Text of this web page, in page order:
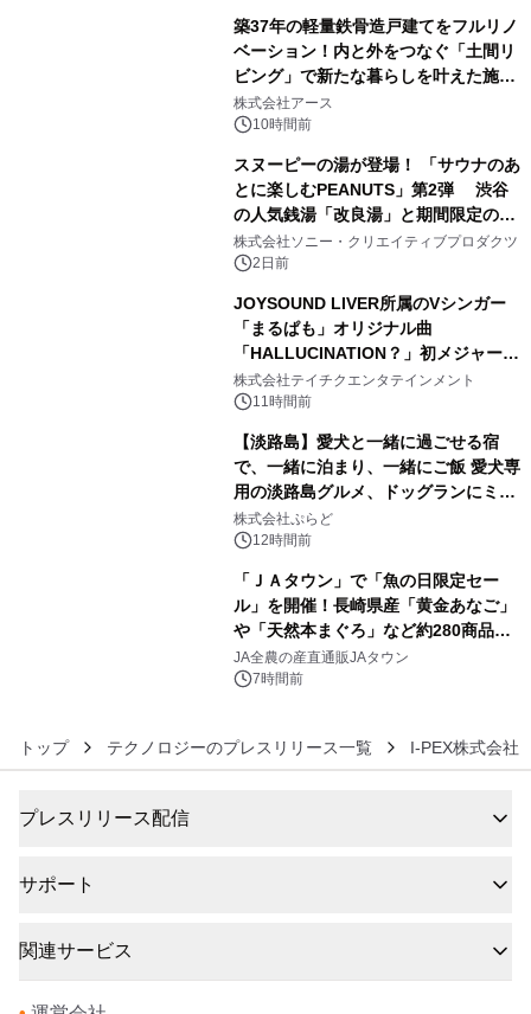
築37年の軽量鉄骨造戸建てをフルリノ
ベーション！内と外をつなぐ「土間リ
ビング」で新たな暮らしを叶えた施工
事例を株式会社アースが公開
株式会社アース
10時間前
スヌーピーの湯が登場！ 「サウナのあ
とに楽しむPEANUTS」第2弾 渋谷
の人気銭湯「改良湯」と期間限定のコ
ラボレーション サウナイキタイコラ
ボグッズも発売決定！
株式会社ソニー・クリエイティブプロダクツ
2日前
JOYSOUND LIVER所属のVシンガー
「まるぱも」オリジナル曲
「HALLUCINATION？」初メジャー配
信リリース決定！
株式会社テイチクエンタテインメント
11時間前
【淡路島】愛犬と一緒に過ごせる宿
で、一緒に泊まり、一緒にご飯 愛犬専
用の淡路島グルメ、ドッグランにミニ
プール グランピングとトレーラーハウ
スの2施設で
株式会社ぷらど
12時間前
「ＪＡタウン」で「魚の日限定セー
ル」を開催！長崎県産「黄金あなご」
や「天然本まぐろ」など約280商品を
販売！～毎月１０日の定例企画～
JA全農の産直通販JAタウン
7時間前
トップ テクノロジーのプレスリリース一覧 I-PEX株式会社
プレスリリース配信
サポート
関連サービス